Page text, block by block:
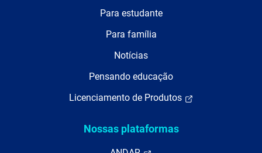
Para estudante
Para família
Notícias
Pensando educação
Licenciamento de Produtos
Nossas plataformas